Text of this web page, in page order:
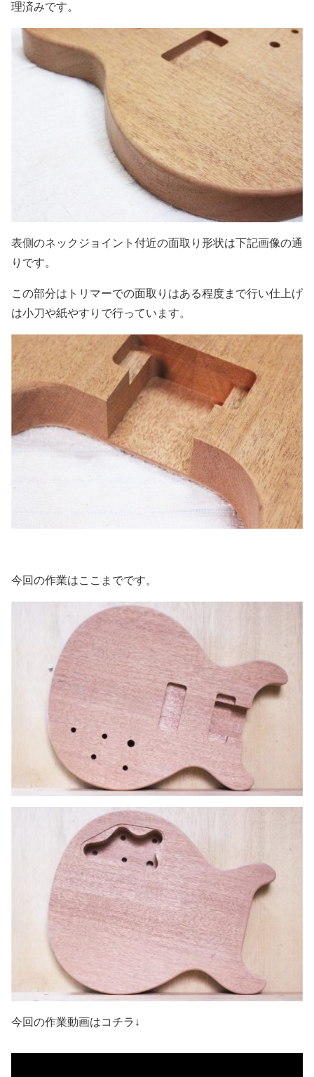
理済みです。
表側のネックジョイント付近の面取り形状は下記画像の通
りです。
この部分はトリマーでの面取りはある程度まで行い仕上げ
は小刀や紙やすりで行っています。
今回の作業はここまでです。
今回の作業動画はコチラ↓